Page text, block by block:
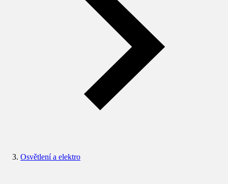
Osvětlení a elektro